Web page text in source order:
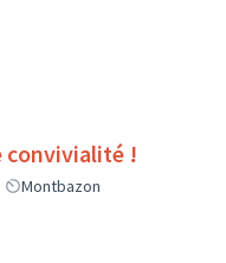
convivialité !
Montbazon